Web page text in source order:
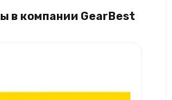
в компании GearBest